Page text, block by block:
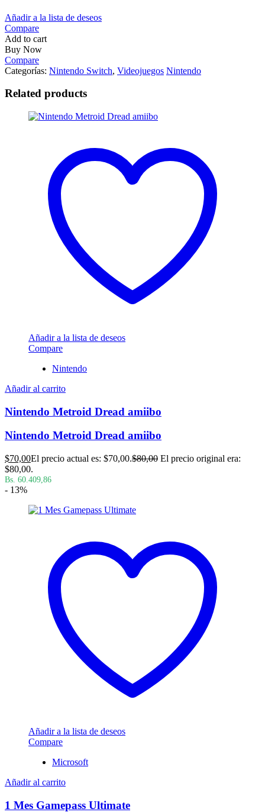
Añadir a la lista de deseos
Compare
Add to cart
Buy Now
Compare
Categorías: Nintendo Switch, Videojuegos Nintendo
Related products
Añadir a la lista de deseos
Compare
Nintendo
Añadir al carrito
Nintendo Metroid Dread amiibo
Nintendo Metroid Dread amiibo
$70,00El precio actual es: $70,00.$80,00 El precio original era:
$80,00.
Bs. 60.409,86
- 13%
Añadir a la lista de deseos
Compare
Microsoft
Añadir al carrito
1 Mes Gamepass Ultimate